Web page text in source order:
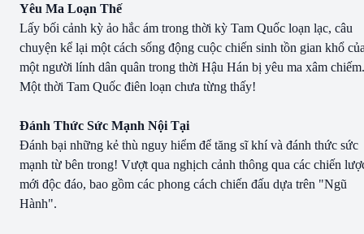
Yêu Ma Loạn Thế
Lấy bối cảnh kỳ ảo hắc ám trong thời kỳ Tam Quốc loạn lạc, câu
chuyện kể lại một cách sống động cuộc chiến sinh tồn gian khổ
một người lính dân quân trong thời Hậu Hán bị yêu ma xâm chiếm.
Một thời Tam Quốc điên loạn chưa từng thấy!
Đánh Thức Sức Mạnh Nội Tại
Đánh bại những kẻ thù nguy hiểm để tăng sĩ khí và đánh thức sức
mạnh từ bên trong! Vượt qua nghịch cảnh thông qua các chiến
mới độc đáo, bao gồm các phong cách chiến đấu dựa trên "Ngũ
Hành".